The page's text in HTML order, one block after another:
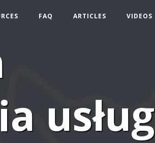
FAQ ARTICLES VIDEOS
usług